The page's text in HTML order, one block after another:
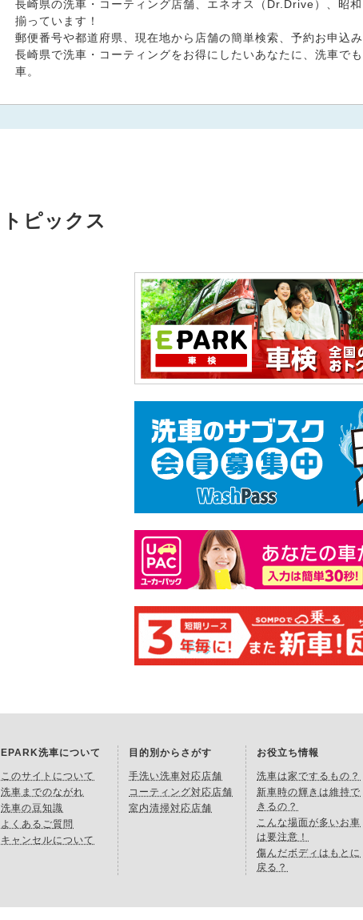
長崎県の洗車・コーティング店舗、エネオス（Dr.Drive）、昭
揃っています！
郵便番号や都道府県、現在地から店舗の簡単検索、予約お申込み
長崎県で洗車・コーティングをお得にしたいあなたに、洗車で
車。
トピックス
EPARK洗車について
このサイトについて
洗車までのながれ
洗車の豆知識
よくあるご質問
キャンセルについて
目的別からさがす
手洗い洗車対応店舗
コーティング対応店舗
室内清掃対応店舗
お役立ち情報
洗車は家でするもの？
新車時の輝きは維持で
きるの？
こんな場面が多いお車
は要注意！
傷んだボディはもとに
戻る？